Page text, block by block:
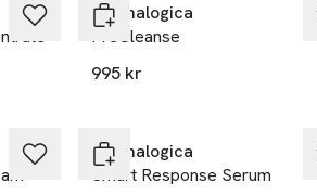
Dermalogica
PreCleanse
995 kr
Dermalogica
Smart Response Serum